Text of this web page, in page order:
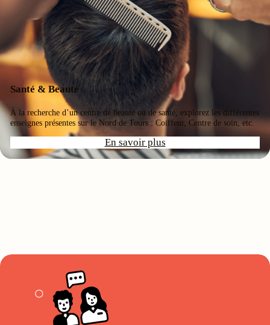
Santé & Beauté
À la recherche d’un centre de beauté ou de santé, explorez les différentes
enseignes présentes sur le Nord de Tours : Coiffeur, Centre de soin, etc.
En savoir plus